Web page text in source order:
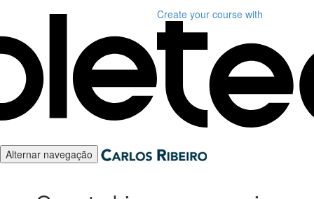
Create your course with
Alternar navegação